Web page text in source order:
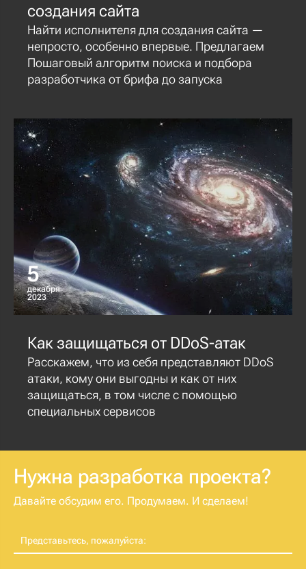
создания сайта
Найти исполнителя для создания сайта —
непросто, особенно впервые. Предлагаем
Пошаговый алгоритм поиска и подбора
разработчика от брифа до запуска
5
декабря
2023
Как защищаться от DDoS-атак
Расскажем, что из себя представляют DDoS
атаки, кому они выгодны и как от них
защищаться, в том числе с помощью
специальных сервисов
Нужна разработка проекта?
Давайте обсудим его. Продумаем. И сделаем!
Представьтесь, пожалуйста: